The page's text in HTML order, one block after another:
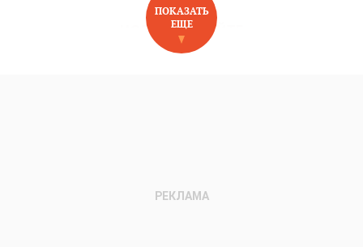
НОВОЕ НА САЙТЕ
ПОКАЗАТЬ
ЕЩЕ